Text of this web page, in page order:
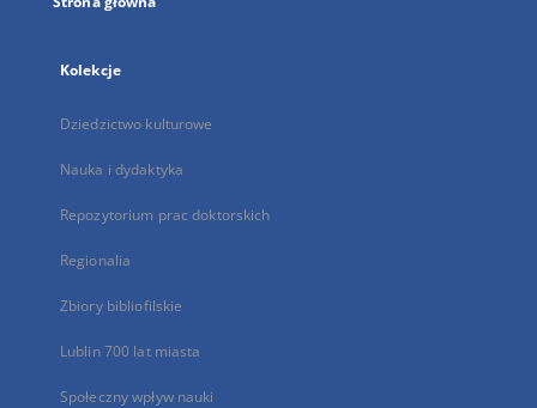
Kolekcje
Dziedzictwo kulturowe
Nauka i dydaktyka
Repozytorium prac doktorskich
Regionalia
Zbiory bibliofilskie
Lublin 700 lat miasta
Społeczny wpływ nauki